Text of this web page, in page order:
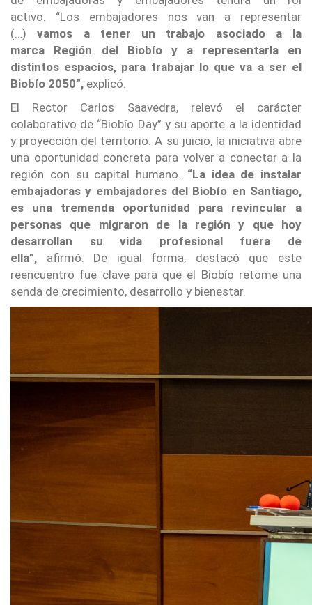
activo. “Los embajadores nos van a representar
(…)vamos a tener un trabajo asociado a la
marca Región del Biobío y a representarla en
distintos espacios, para trabajar lo que va a ser el
Biobío 2050”, explicó.
El Rector Carlos Saavedra, relevó el carácter
colaborativo de “Biobío Day” y su aporte a la identidad
y proyección del territorio. A su juicio, la iniciativa abre
una oportunidad concreta para volver a conectar a la
región con su capital humano. “La idea de instalar
embajadoras y embajadores del Biobío en Santiago,
es una tremenda oportunidad para revincular a
personas que migraron de la región y que hoy
desarrollan su vida profesional fuera de
ella”, afirmó. De igual forma, destacó que este
reencuentro fue clave para que el Biobío retome una
senda de crecimiento, desarrollo y bienestar.